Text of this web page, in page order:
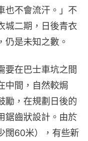
也不會流汗。」不
城二期，日後青衣
仍是未知之數。
要在巴士車坑之間
中間，自然較焗
勵，在規劃日後的
鋸齒狀設計。由於
闊60米），有些新